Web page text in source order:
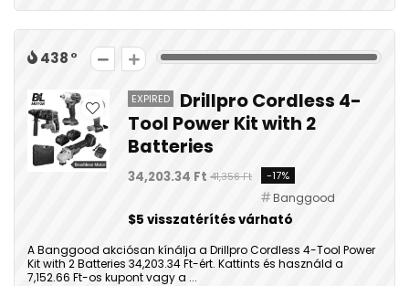
438
EXPIRED
Drillpro Cordless 4-
Tool Power Kit with 2
Batteries
34,203.34 Ft 41,356 Ft -17%
Banggood
$5 visszatérítés várható
A Banggood akciósan kínálja a Drillpro Cordless 4-Tool Power
Kit with 2 Batteries 34,203.34 Ft-ért. Kattints és használd a
7,152.66 Ft-os kupont vagy a ...